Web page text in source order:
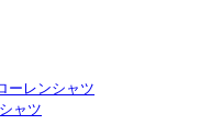
ーレンシャツ
ャツ